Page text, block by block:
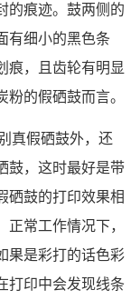
的痕迹。鼓两侧的
有细小的黑色条
痕，且齿轮有明显
的假硒鼓而言。
真假硒鼓外，还
鼓，这时最好是带
硒鼓的打印效果相
常工作情况下，
果是彩打的话色彩
打印中会发现线条